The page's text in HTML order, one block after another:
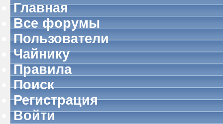
Главная
Все форумы
Пользователи
Чайнику
Правила
Поиск
Регистрация
Войти